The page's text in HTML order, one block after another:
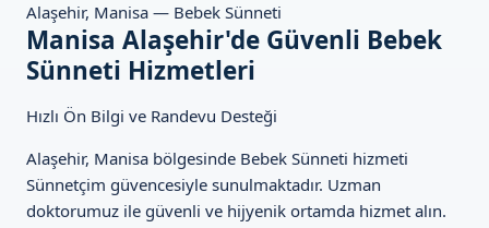
Alaşehir, Manisa — Bebek Sünneti
Manisa Alaşehir'de Güvenli Bebek
Sünneti Hizmetleri
Hızlı Ön Bilgi ve Randevu Desteği
Alaşehir, Manisa bölgesinde Bebek Sünneti hizmeti
Sünnetçim güvencesiyle sunulmaktadır. Uzman
doktorumuz ile güvenli ve hijyenik ortamda hizmet alın.